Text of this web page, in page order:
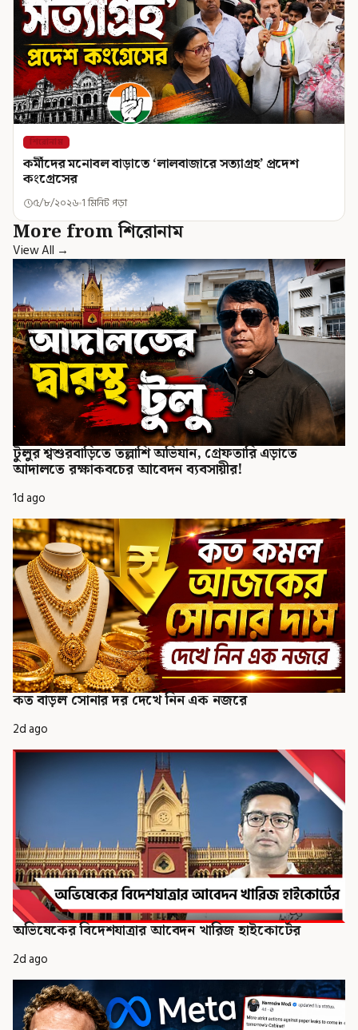
শিরোনাম
কর্মীদের মনোবল বাড়াতে ‘লালবাজারে সত্যাগ্রহ’ প্রদেশ
কংগ্রেসের
৫/৮/২০২৬ 1 মিনিট পড়া
More from শিরোনাম
View All →
টুলুর শ্বশুরবাড়িতে তল্লাশি অভিযান, গ্রেফতারি এড়াতে
আদালতে রক্ষাকবচের আবেদন ব্যবসায়ীর!
1d ago
কত বাড়ল সোনার দর দেখে নিন এক নজরে
2d ago
অভিষেকের বিদেশযাত্রার আবেদন খারিজ হাইকোর্টের
2d ago